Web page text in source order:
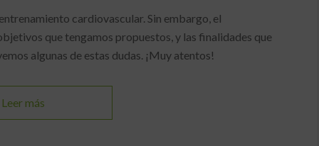
cardiovascular. Sin embargo, el
que tengamos propuestos, y las finalidades que
algunas de estas dudas. ¡Muy atentos!
Leer más